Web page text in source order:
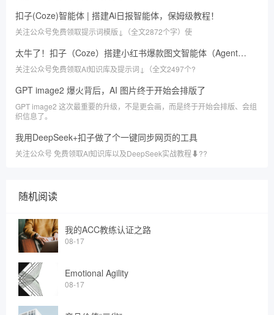
扣子(Coze)智能体 | 搭建Ai日报智能体，保姆级教程！
关注公众号免费领取提示词模版↓（全文2872个字）使
太牛了！扣子（Coze）搭建小红书爆款图文智能体（Agent）全攻略
关注公众号免费领取AI知识库及提示词↓（全文2497个?
GPT image2 爆火背后，AI 图片终于开始会排版了
GPT image2 这次最重要的升级，不是更会画，而是终于开始会排版、会组
织信息了。
我用DeepSeek+扣子做了个一键同步网页的工具
关注公众号 免费领取AI知识库以及DeepSeek实战教程⬇??
随机阅读
我的ACC教练认证之路
08-17
Emotional Agility
08-17